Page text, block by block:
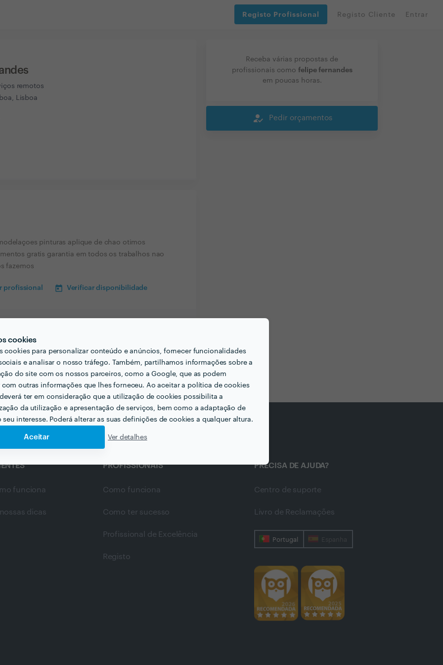
cookies
cookies para personalizar conteúdo e anúncios, fornecer funcionalidades
e analisar o nosso tráfego. Também, partilhamos informações sobre a
do site com os nossos parceiros, como a Google, que as podem
outras informações que lhes forneceu. Ao aceitar a política de cookies
ter em consideração que a utilização de cookies possibilita a
da utilização e apresentação de serviços, bem como a adaptação de
seu interesse. Poderá alterar as suas definições de cookies a qualquer altura.
Aceitar Ver detalhes
Registo Profissional Registo Cliente Entrar
remotos
Lisboa
pinturas aplique de chao otimos
gratis garantia em todos os trabalhos nao
fazemos
profissional Verificar disponibilidade
Receba várias propostas de
profissionais como felipe fernandes
em poucas horas.
how_to_reg Pedir orçamentos
funciona
dicas
PROFISSIONAIS
Como funciona
Como ter sucesso
Profissional de Excelência
Registo
PRECISA DE AJUDA?
Centro de suporte
Livro de Reclamações
Portugal Espanha